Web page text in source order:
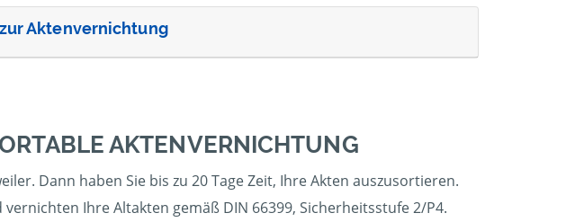
Aktenvernichtung
AKTENVERNICHTUNG
Dann haben Sie bis zu 20 Tage Zeit, Ihre Akten auszusortieren.
Ihre Altakten gemäß DIN 66399, Sicherheitsstufe 2/P4.